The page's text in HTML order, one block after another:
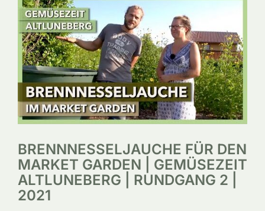
SERVICE
ÜBER UNS
BRENNNESSELJAUCHE FÜR DEN
MARKET GARDEN | GEMÜSEZEIT
ALTLUNEBERG | RUNDGANG 2 |
2021